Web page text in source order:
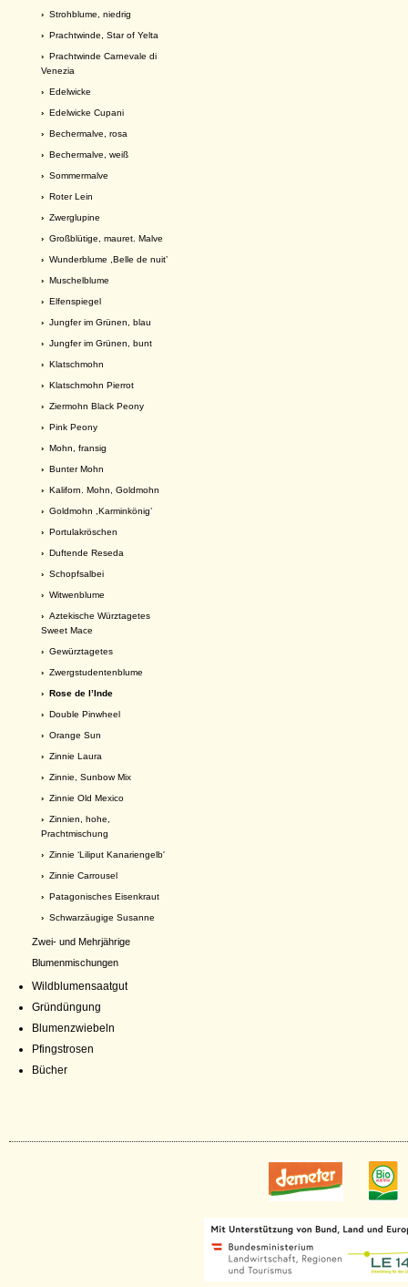
› Strohblume, niedrig
› Prachtwinde, Star of Yelta
› Prachtwinde Carnevale di
Venezia
› Edelwicke
› Edelwicke Cupani
› Bechermalve, rosa
› Bechermalve, weiß
› Sommermalve
› Roter Lein
› Zwerglupine
› Großblütige, mauret. Malve
› Wunderblume ,Belle de nuit’
› Muschelblume
› Elfenspiegel
› Jungfer im Grünen, blau
› Jungfer im Grünen, bunt
› Klatschmohn
› Klatschmohn Pierrot
› Ziermohn Black Peony
› Pink Peony
› Mohn, fransig
› Bunter Mohn
› Kaliforn. Mohn, Goldmohn
› Goldmohn ,Karminkönig’
› Portulakröschen
› Duftende Reseda
› Schopfsalbei
› Witwenblume
› Aztekische Würztagetes
Sweet Mace
› Gewürztagetes
› Zwergstudentenblume
› Rose de l’Inde
› Double Pinwheel
› Orange Sun
› Zinnie Laura
› Zinnie, Sunbow Mix
› Zinnie Old Mexico
› Zinnien, hohe,
Prachtmischung
› Zinnie ‘Liliput Kanariengelb'
› Zinnie Carrousel
› Patagonisches Eisenkraut
› Schwarzäugige Susanne
Zwei- und Mehrjährige
Blumenmischungen
Wildblumensaatgut
Gründüngung
Blumenzwiebeln
Pfingstrosen
Bücher